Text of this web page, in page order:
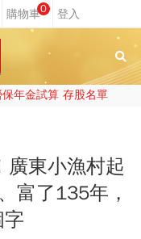
0
保年金試算 存股名單
廣東小漁村起
富了135年，